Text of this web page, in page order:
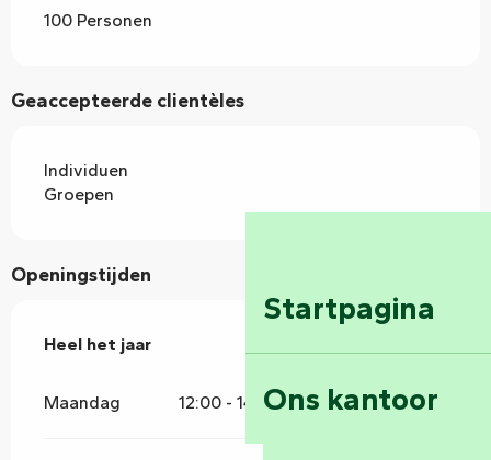
Startpagina
Ons kantoor
100 Personen
Geaccepteerde clientèles
Individuen
Groepen
Openingstijden
Heel het jaar
Heel het jaar
Maandag 12:00 - 14:00 19:00 - 21:00